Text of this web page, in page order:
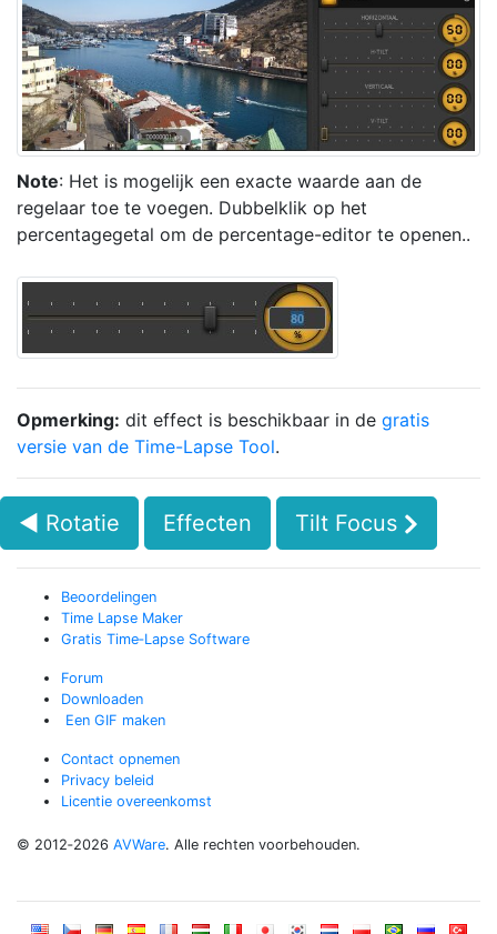
Note: Het is mogelijk een exacte waarde aan de
regelaar toe te voegen. Dubbelklik op het
percentagegetal om de percentage-editor te openen..
Opmerking: dit effect is beschikbaar in de gratis
versie van de Time-Lapse Tool.
◄ Rotatie Effecten Tilt Focus
Beoordelingen
Time Lapse Maker
Gratis Time‑Lapse Software
Forum
Downloaden
Een GIF maken
Contact opnemen
Privacy beleid
Licentie overeenkomst
© 2012‑2026 AVWare. Alle rechten voorbehouden.